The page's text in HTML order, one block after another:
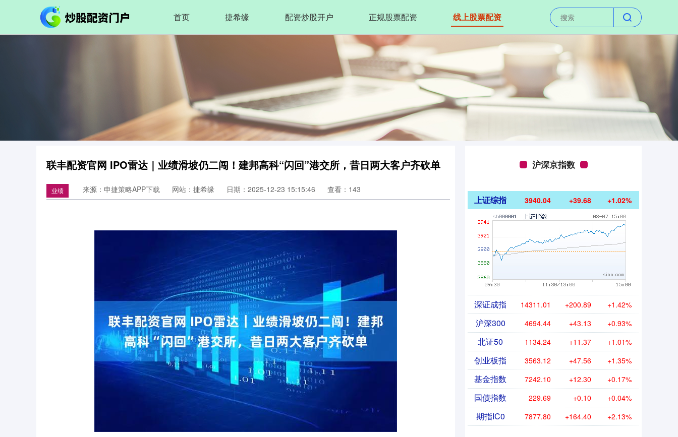
首页 捷希缘 配资炒股开户 正规股票配资 线上股票配资
联丰配资官网 IPO雷达｜业绩滑坡仍二闯！建邦高科“闪回”港交所，昔日两大客户齐砍单
业绩 来源：申捷策略APP下载 网站：捷希缘 日期：2025-12-23 15:15:46 查看：143
沪深京指数
上证综指 3940.04 +39.68 +1.02%
深证成指 14311.01 +200.89 +1.42%
沪深300 4694.44 +43.13 +0.93%
北证50 1134.24 +11.37 +1.01%
创业板指 3563.12 +47.56 +1.35%
基金指数 7242.10 +12.30 +0.17%
国债指数 229.69 +0.10 +0.04%
期指IC0 7877.80 +164.40 +2.13%